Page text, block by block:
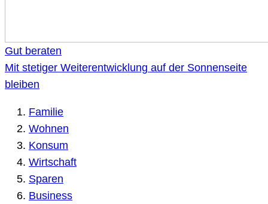
Gut beraten
Mit stetiger Weiterentwicklung auf der Sonnenseite
bleiben
Familie
Wohnen
Konsum
Wirtschaft
Sparen
Business